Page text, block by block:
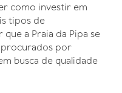
como investir em
tipos de
a Praia da Pipa se
por
busca de qualidade